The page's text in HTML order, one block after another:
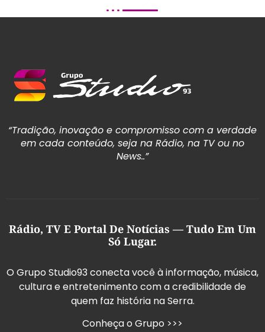
“Tradição, inovação e compromisso com a verdade
em cada conteúdo, seja na Rádio, na TV ou no
News..”
Rádio, TV E Portal De Notícias — Tudo Em Um
Só Lugar.
O Grupo Studio93 conecta você à informação, música,
cultura e entretenimento com a credibilidade de
quem faz história na Serra.
Conheça o Grupo >>>